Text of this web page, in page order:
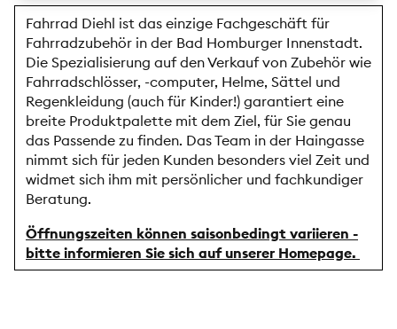
Fahrrad Diehl ist das einzige Fachgeschäft für
Fahrradzubehör in der Bad Homburger Innenstadt.
Die Spezialisierung auf den Verkauf von Zubehör wie
Fahrradschlösser, -computer, Helme, Sättel und
Regenkleidung (auch für Kinder!) garantiert eine
breite Produktpalette mit dem Ziel, für Sie genau
das Passende zu finden. Das Team in der Haingasse
nimmt sich für jeden Kunden besonders viel Zeit und
widmet sich ihm mit persönlicher und fachkundiger
Beratung.
Öffnungszeiten können saisonbedingt variieren -
bitte informieren Sie sich auf unserer Homepage.